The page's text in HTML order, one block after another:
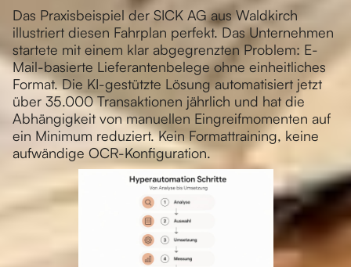
Das Praxisbeispiel der SICK AG aus Waldkirch
illustriert diesen Fahrplan perfekt. Das Unternehmen
startete mit einem klar abgegrenzten Problem: E-
Mail-basierte Lieferantenbelege ohne einheitliches
Format. Die KI-gestützte Lösung automatisiert jetzt
über 35.000 Transaktionen jährlich und hat die
Abhängigkeit von manuellen Eingreifmomenten auf
ein Minimum reduziert. Kein Formattraining, keine
aufwändige OCR-Konfiguration.